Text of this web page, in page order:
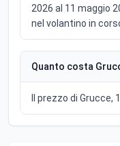
2026 al 11 maggio
nel volantino in
Quanto costa
Il prezzo di Grucce,